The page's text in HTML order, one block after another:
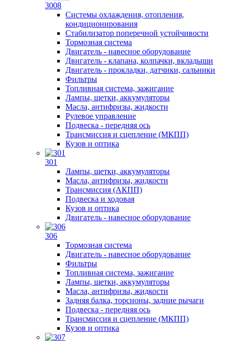
3008
Системы охлаждения, отопления,
кондиционирования
Стабилизатор поперечной устойчивости
Тормозная система
Двигатель - навесное оборудование
Двигатель - клапана, колпачки, вкладыши
Двигатель - прокладки, датчики, сальники
Фильтры
Топливная система, зажигание
Лампы, щетки, аккумуляторы
Масла, антифризы, жидкости
Рулевое управление
Подвеска - передняя ось
Трансмиссия и сцепление (МКПП)
Кузов и оптика
301
Лампы, щетки, аккумуляторы
Масла, антифризы, жидкости
Трансмиссия (АКПП)
Подвеска и ходовая
Кузов и оптика
Двигатель - навесное оборудование
306
Тормозная система
Двигатель - навесное оборудование
Фильтры
Топливная система, зажигание
Лампы, щетки, аккумуляторы
Масла, антифризы, жидкости
Задняя балка, торсионы, задние рычаги
Подвеска - передняя ось
Трансмиссия и сцепление (МКПП)
Кузов и оптика